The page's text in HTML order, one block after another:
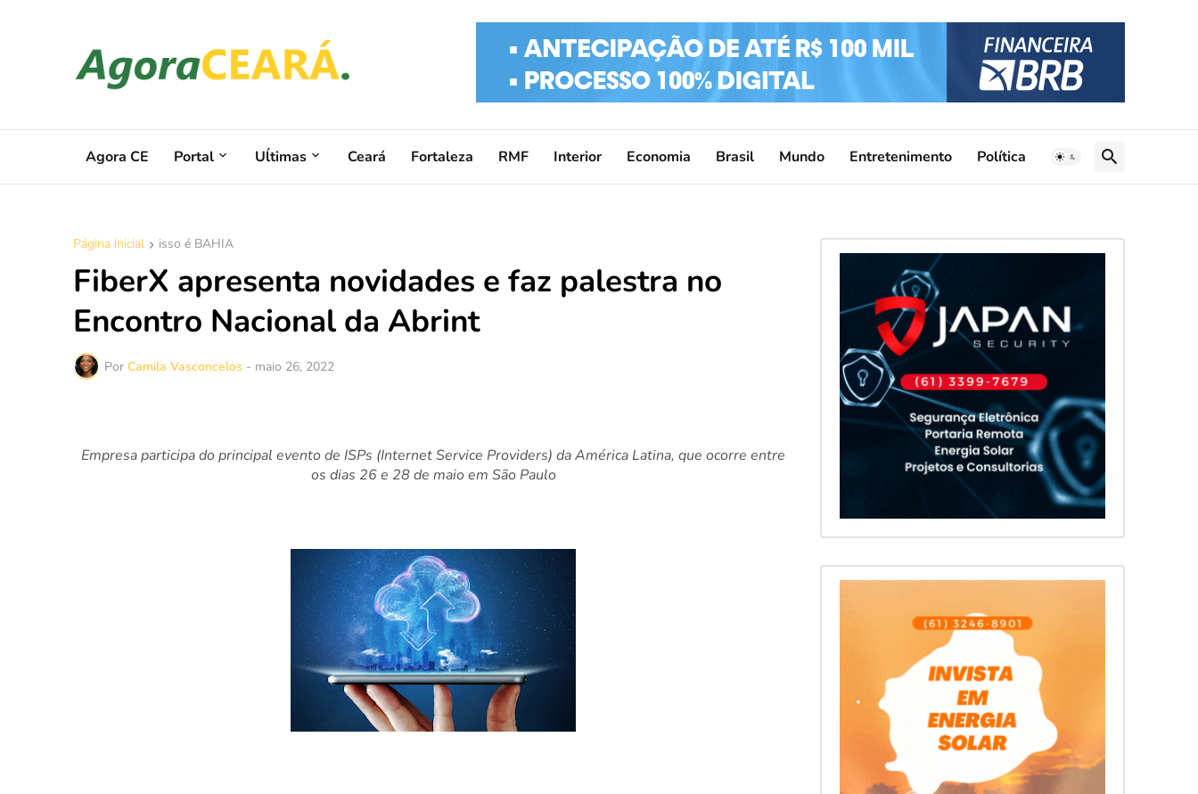
Agora CE Portal Uĺtimas Ceará Fortaleza RMF Interior Economia Brasil Mundo Entretenimento Política
Página inicial isso é BAHIA
FiberX apresenta novidades e faz palestra no
Encontro Nacional da Abrint
Por Camila Vasconcelos - maio 26, 2022
Empresa participa do principal evento de ISPs (Internet Service Providers) da América Latina, que ocorre entre
os dias 26 e 28 de maio em São Paulo